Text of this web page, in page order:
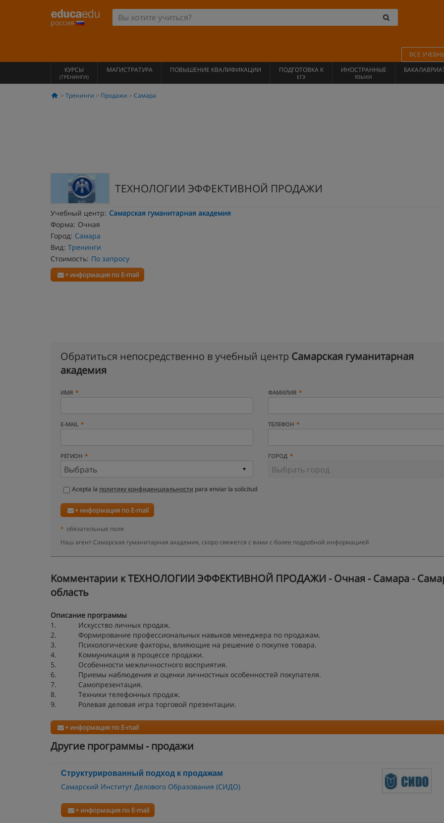
россия
ВСЕ
КУРСЫ
(ТРЕНИНГИ)
МАГИСТРАТУРА ПОВЫШЕНИЕ КВАЛИФИКАЦИИ ПОДГОТОВКА К
ЕГЭ
ИНОСТРАННЫЕ
ЯЗЫКИ
Тренинги Продажи Самара
ТЕХНОЛОГИИ ЭФФЕКТИВНОЙ ПРОДАЖИ
Учебный центр: Самарская гуманитарная академия
Форма: Очная
Город: Самара
Вид: Тренинги
Стоимость: По запросу
+ информация по E-mail
Обратиться непосредственно в учебный центр Самарская гуманитарная
академия
ИМЯ ФАМИЛИЯ
E-MAIL ТЕЛЕФОН
РЕГИОН ГОРОД
Acepta la политику конфиденциальности para enviar la solicitud
+ информация по E-mail
* обязательные поля
Наш агент Самарская гуманитарная академия, скоро свяжется с вами с более подробной информацией
Kомментарии к ТЕХНОЛОГИИ ЭФФЕКТИВНОЙ ПРОДАЖИ - Очная - Самара -
область
Описание программы
1. Искусство личных продаж.
2. Формирование профессиональных навыков менеджера по продажам.
3. Психологические факторы, влияющие на решение о покупке товара.
4. Коммуникация в процессе продажи.
5. Особенности межличностного восприятия.
6. Приемы наблюдения и оценки личностных особенностей покупателя.
7. Самопрезентация.
8. Техники телефонных продаж.
9. Ролевая деловая игра торговой презентации.
+ информация по E-mail
Другие программы - продажи
Структурированный подход к продажам
Самарский Институт Делового Образования (СИДО)
+ информация по E-mail